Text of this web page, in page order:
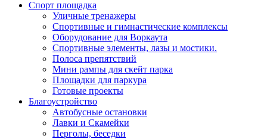
Спорт площадка
Уличные тренажеры
Спортивные и гимнастические комплексы
Оборудование для Воркаута
Спортивные элементы, лазы и мостики.
Полоса препятствий
Мини рампы для скейт парка
Площадки для паркура
Готовые проекты
Благоустройство
Автобусные остановки
Лавки и Скамейки
Перголы, беседки